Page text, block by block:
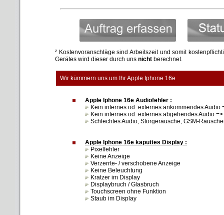
² Kostenvoranschläge sind Arbeitszeit und somit
Gerätes wird dieser durch uns nicht berechnet.
Wir kümmern uns um Ihr Apple Iphone 16e
Apple Iphone 16e Audiofehler :
Kein internes od. externes ankommendes Audio
Kein internes od. externes abgehendes Audio
Schlechtes Audio, Störgeräusche, GSM-
Apple Iphone 16e kaputtes Display :
Pixelfehler
Keine Anzeige
Verzerrte- / verschobene Anzeige
Keine Beleuchtung
Kratzer im Display
Displaybruch / Glasbruch
Touchscreen ohne Funktion
Staub im Display